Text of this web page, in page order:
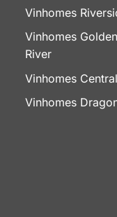
Vinhomes
Vinhomes Golden
River
Vinhomes
Vinhomes